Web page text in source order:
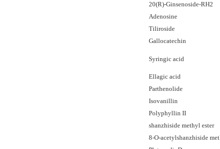
20(R)-Ginsenoside-RH2
Adenosine
Tiliroside
Gallocatechin
Syringic acid
Ellagic acid
Parthenolide
Isovanillin
Polyphyllin II
shanzhiside methyl ester
8-O-acetylshanzhiside